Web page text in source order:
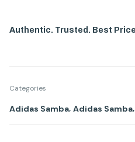
Authentic. Trusted. Best
Categories
Adidas Samba Adidas Samba